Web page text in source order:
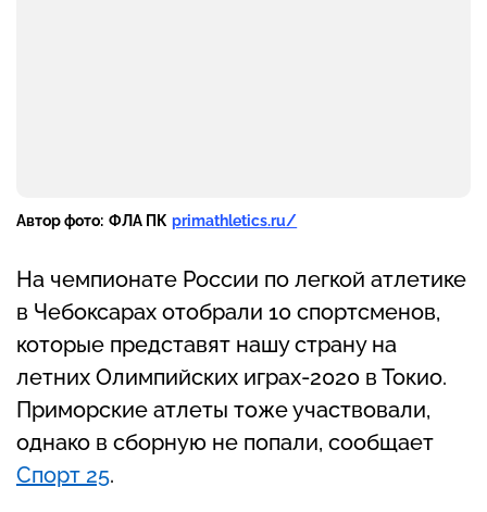
Автор фото: ФЛА ПК primathletics.ru/
На чемпионате России по легкой атлетике
в Чебоксарах отобрали 10 спортсменов,
которые представят нашу страну на
летних Олимпийских играх-2020 в Токио.
Приморские атлеты тоже участвовали,
однако в сборную не попали, сообщает
Спорт 25.